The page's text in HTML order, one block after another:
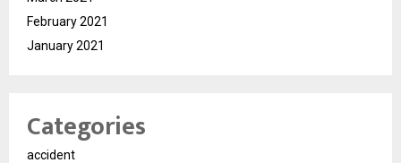
February 2021
January 2021
Categories
accident